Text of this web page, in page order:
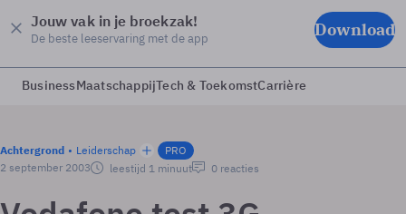
Jouw vak in je broekzak!
De beste leeservaring met de app Download
BusinessMaatschappijTech & ToekomstCarrière
Achtergrond Leiderschap
PRO
2 september 2003
leestijd 1 minuut 0 reacties